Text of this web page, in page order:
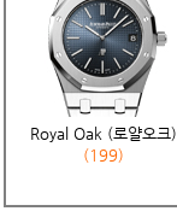
Royal Oak (로얄오크)
(199)